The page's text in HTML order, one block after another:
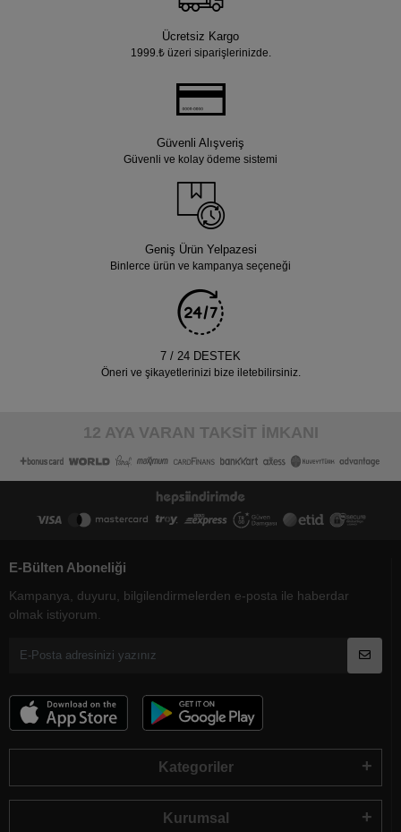
Ücretsiz Kargo
1999.₺ üzeri siparişlerinizde.
Güvenli Alışveriş
Güvenli ve kolay ödeme sistemi
Geniş Ürün Yelpazesi
Binlerce ürün ve kampanya seçeneği
7 / 24 DESTEK
Öneri ve şikayetlerinizi bize iletebilirsiniz.
12 AYA VARAN TAKSİT İMKANI
E-Bülten Aboneliği
Kampanya, duyuru, bilgilendirmelerden e-posta ile haberdar
olmak istiyorum.
Kategoriler
Kurumsal